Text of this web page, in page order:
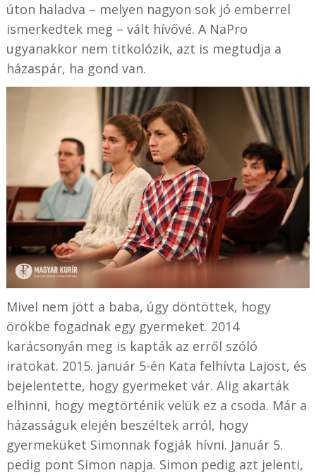
úton haladva – melyen nagyon sok jó emberrel
ismerkedtek meg – vált hívővé. A NaPro
ugyanakkor nem titkolózik, azt is megtudja a
házaspár, ha gond van.
Mivel nem jött a baba, úgy döntöttek, hogy
örökbe fogadnak egy gyermeket. 2014
karácsonyán meg is kapták az erről szóló
iratokat. 2015. január 5-én Kata felhívta Lajost, és
bejelentette, hogy gyermeket vár. Alig akarták
elhinni, hogy megtörténik velük ez a csoda. Már a
házasságuk elején beszéltek arról, hogy
gyermeküket Simonnak fogják hívni. Január 5.
pedig pont Simon napja. Simon pedig azt jelenti,